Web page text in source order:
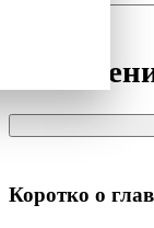
Коротко о